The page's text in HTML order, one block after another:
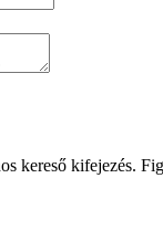
kereső kifejezés.